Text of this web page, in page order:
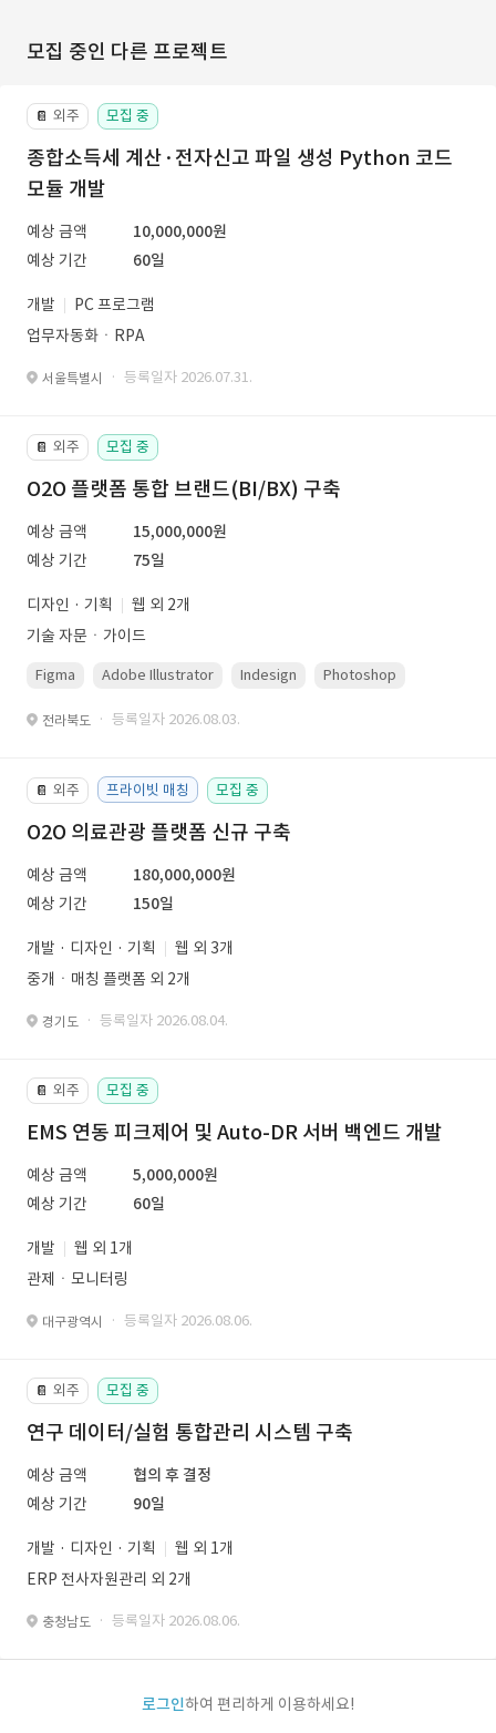
모집 중인 다른 프로젝트
📔 외주 모집 중
종합소득세 계산·전자신고 파일 생성 Python 코드
모듈 개발
예상 금액
10,000,000원
예상 기간
60일
개발
PC 프로그램
업무자동화ㆍRPA
서울특별시 · 등록일자 2026.07.31.
📔 외주 모집 중
O2O 플랫폼 통합 브랜드(BI/BX) 구축
예상 금액
15,000,000원
예상 기간
75일
디자인 · 기획
웹 외 2개
기술 자문ㆍ가이드
Figma Adobe Illustrator Indesign Photoshop
전라북도 · 등록일자 2026.08.03.
📔 외주 프라이빗 매칭 모집 중
O2O 의료관광 플랫폼 신규 구축
예상 금액
180,000,000원
예상 기간
150일
개발 · 디자인 · 기획
웹 외 3개
중개ㆍ매칭 플랫폼 외 2개
경기도 · 등록일자 2026.08.04.
📔 외주 모집 중
EMS 연동 피크제어 및 Auto-DR 서버 백엔드 개발
예상 금액
5,000,000원
예상 기간
60일
개발
웹 외 1개
관제ㆍ모니터링
대구광역시 · 등록일자 2026.08.06.
📔 외주 모집 중
연구 데이터/실험 통합관리 시스템 구축
예상 금액
협의 후 결정
예상 기간
90일
개발 · 디자인 · 기획
웹 외 1개
ERP 전사자원관리 외 2개
충청남도 · 등록일자 2026.08.06.
로그인하여 편리하게 이용하세요!